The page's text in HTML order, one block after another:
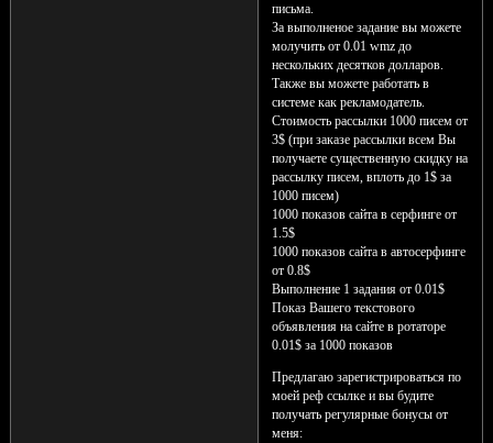
письма.
За выполненое задание вы можете
молучить от 0.01 wmz до
нескольких десятков долларов.
Также вы можете работать в
системе как рекламодатель.
Стоимость рассылки 1000 писем от
3$ (при заказе рассылки всем Вы
получаете существенную скидку на
рассылку писем, вплоть до 1$ за
1000 писем)
1000 показов сайта в серфинге от
1.5$
1000 показов сайта в автосерфинге
от 0.8$
Выполнение 1 задания от 0.01$
Показ Вашего текстового
объявления на сайте в ротаторе
0.01$ за 1000 показов
Предлагаю зарегистрироваться по
моей реф ссылке и вы будите
получать регулярные бонусы от
меня: